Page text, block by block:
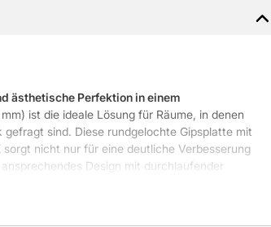
ästhetische Perfektion in einem
ist die ideale Lösung für Räume, in denen
sind. Diese rundgelochte Gipsplatte mit
nicht nur für eine deutliche Verbesserung
Design mit durchlaufender
Fuge, die mit Uniflott verspachtelt wird, um eine